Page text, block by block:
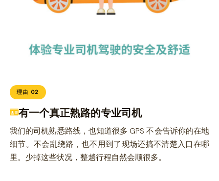
理由 02
有一个真正熟路的专业司机
我们的司机熟悉路线，也知道很多 GPS 不会告诉你的在地
细节。不会乱绕路，也不用到了现场还搞不清楚入口在哪
里。少掉这些状况，整趟行程自然会顺很多。